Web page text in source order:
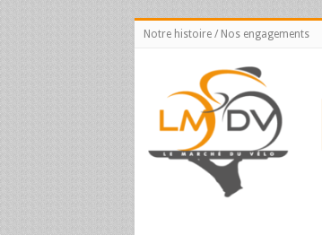
Notre histoire / Nos engagements